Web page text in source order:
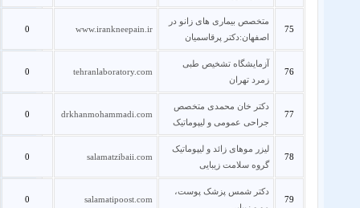
75
متخصص بیماری های زانو در
اصفهان:دکتر پرقاسمیان
www.irankneepain.ir
0
76
آزمایشگاه تشخیص طبی
زمرد تهران
tehranlaboratory.com
0
77
دکتر خان محمدی متخصص
جراحی عمومی و لیپوماتیک
drkhanmohammadi.com
0
78
لیزر موهای زائد و لیپوماتیک
گروه سلامت زیبایی
salamatzibaii.com
0
79
دکتر شمس پزشک پوست،
salamatipoost.com
0